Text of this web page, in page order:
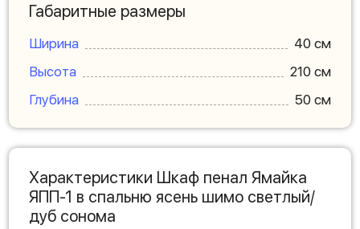
Габаритные размеры
Ширина
40 см
Высота
210 см
Глубина
50 см
Характеристики Шкаф пенал Ямайка
ЯПП-1 в спальню ясень шимо светлый/
дуб сонома